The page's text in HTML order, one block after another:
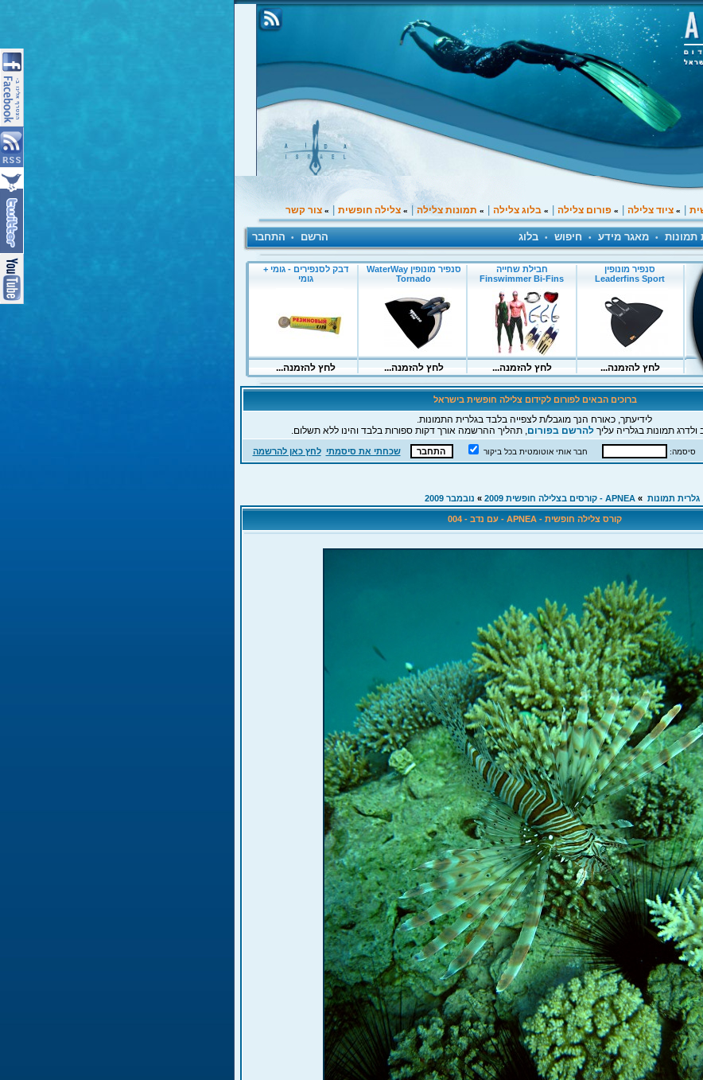
|
» ציוד צלילה |
» פורום צלילה |
» בלוג צלילה |
» תמונות צלילה |
» צלילה חופשית |
» צור קשר
תמונות • מאגר מידע • חיפוש • בלוג הרשם • התחבר
ברוכים הבאים לפורום לקידום צלילה חופשית בישראל
לידיעתך, כאורח הנך מוגבל/ת לצפייה בלבד בגלרית התמונות.
ולדרג תמונות בגלריה עליךלהרשם בפורום, תהליך ההרשמה אורך דקות ספורות בלבד והינו ללא תשלום.
סיסמה: חבר אותי אוטומטית בכל ביקור שכחתי את סיסמתי לחץ כאן להרשמה
גלרית תמונות » APNEA - קורסים בצלילה חופשית 2009 » נובמבר 2009
קורס צלילה חופשית - APNEA - עם נדב - 004